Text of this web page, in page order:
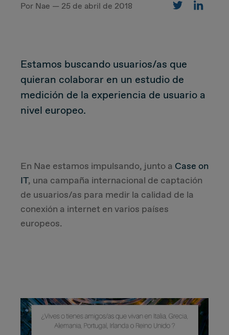
Value Proposal & Strategy
Marketing Strategy
Customer Experience
DEAL & STRATEGY
Post Merger Integration
Por Nae — 25 de abril de 2018
Estamos buscando usuarios/as que
quieran colaborar en un estudio de
medición de la experiencia de usuario a
nivel europeo.
En Nae estamos impulsando, junto a Case on
IT, una campaña internacional de captación
de usuarios/as para medir la calidad de la
conexión a internet en varios países
europeos.